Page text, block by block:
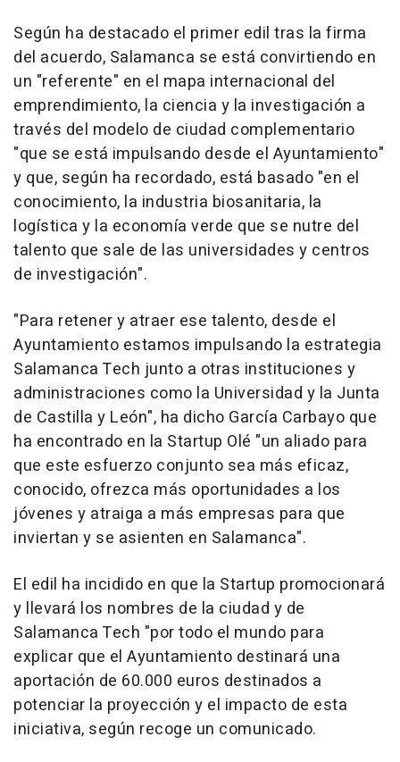
Según ha destacado el primer edil tras la firma
del acuerdo, Salamanca se está convirtiendo en
un "referente" en el mapa internacional del
emprendimiento, la ciencia y la investigación a
través del modelo de ciudad complementario
"que se está impulsando desde el Ayuntamiento"
y que, según ha recordado, está basado "en el
conocimiento, la industria biosanitaria, la
logística y la economía verde que se nutre del
talento que sale de las universidades y centros
de investigación".
"Para retener y atraer ese talento, desde el
Ayuntamiento estamos impulsando la estrategia
Salamanca Tech junto a otras instituciones y
administraciones como la Universidad y la Junta
de Castilla y León", ha dicho García Carbayo que
ha encontrado en la Startup Olé "un aliado para
que este esfuerzo conjunto sea más eficaz,
conocido, ofrezca más oportunidades a los
jóvenes y atraiga a más empresas para que
inviertan y se asienten en Salamanca".
El edil ha incidido en que la Startup promocionará
y llevará los nombres de la ciudad y de
Salamanca Tech "por todo el mundo para
explicar que el Ayuntamiento destinará una
aportación de 60.000 euros destinados a
potenciar la proyección y el impacto de esta
iniciativa, según recoge un comunicado.